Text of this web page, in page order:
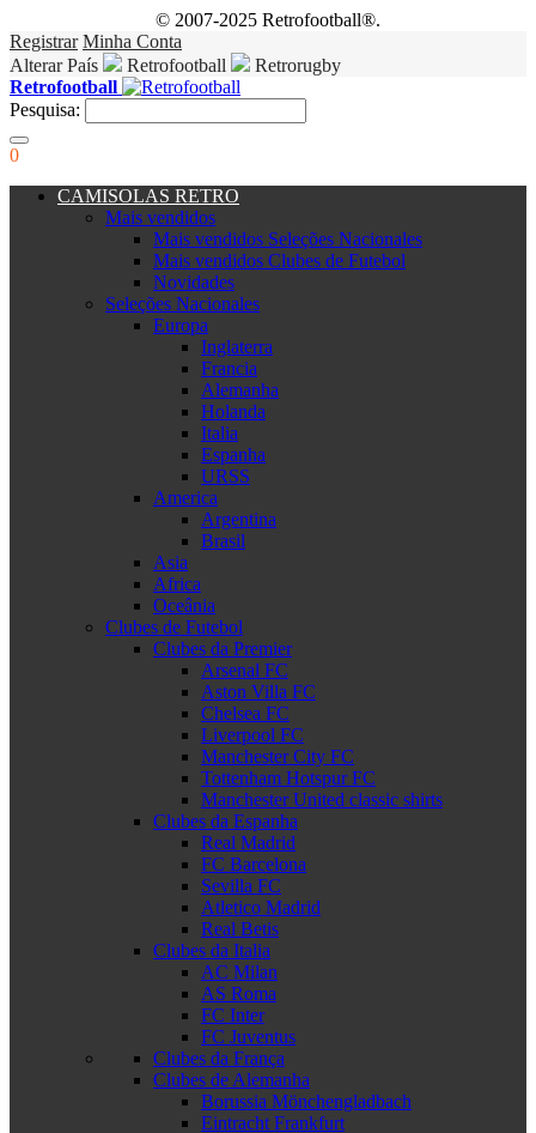
© 2007-2025 Retrofootball®.
Registrar Minha Conta
Alterar País
Retrofootball
Retrorugby
Retrofootball
Pesquisa:
0
CAMISOLAS RETRO
Mais vendidos
Mais vendidos Seleções Nacionales
Mais vendidos Clubes de Futebol
Novidades
Seleções Nacionales
Europa
Inglaterra
Francia
Alemanha
Holanda
Italia
Espanha
URSS
America
Argentina
Brasil
Asia
Africa
Oceânia
Clubes de Futebol
Clubes da Premier
Arsenal FC
Aston Villa FC
Chelsea FC
Liverpool FC
Manchester City FC
Tottenham Hotspur FC
Manchester United classic shirts
Clubes da Espanha
Real Madrid
FC Barcelona
Sevilla FC
Atletico Madrid
Real Betis
Clubes da Italia
AC Milan
AS Roma
FC Inter
FC Juventus
Clubes da França
Clubes de Alemanha
Borussia Mönchengladbach
Eintracht Frankfurt